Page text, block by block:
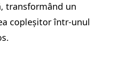
transformând un
copleșitor într-unul